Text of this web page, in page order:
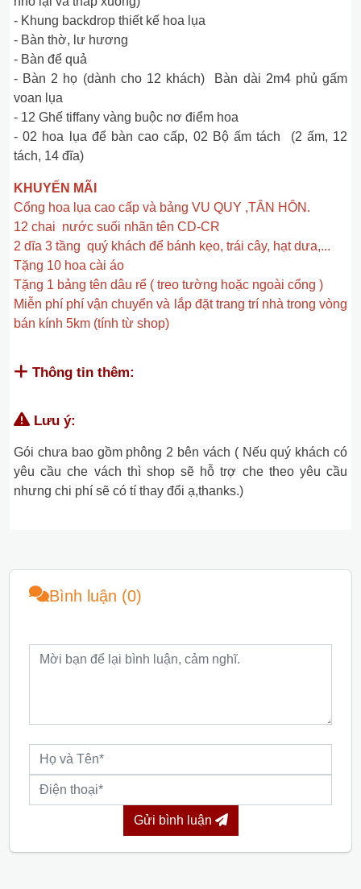
- Khung backdrop thiết kế hoa lụa
- Bàn thờ, lư hương
- Bàn để quả
- Bàn 2 họ (dành cho 12 khách) Bàn dài 2m4 phủ gấm
voan lụa
- 12 Ghế tiffany vàng buộc nơ điểm hoa
- 02 hoa lụa để bàn cao cấp, 02 Bộ ấm tách (2 ấm, 12
tách, 14 đĩa)
KHUYẾN MÃI
Cổng hoa lụa cao cấp và bảng VU QUY ,TÂN HÔN.
12 chai nước suối nhãn tên CD-CR
2 dĩa 3 tầng quý khách để bánh kẹo, trái cây, hạt dưa,...
Tặng 10 hoa cài áo
Tặng 1 bảng tên dâu rể ( treo tường hoặc ngoài cổng )
Miễn phí phí vận chuyển và lắp đặt trang trí nhà trong vòng
bán kính 5km (tính từ shop)
Thông tin thêm:
Lưu ý:
Gói chưa bao gồm phông 2 bên vách ( Nếu quý khách có
yêu cầu che vách thì shop sẽ hỗ trợ che theo yêu cầu
nhưng chi phí sẽ có tí thay đổi ạ,thanks.)
Bình luận (0)
Gửi bình luận